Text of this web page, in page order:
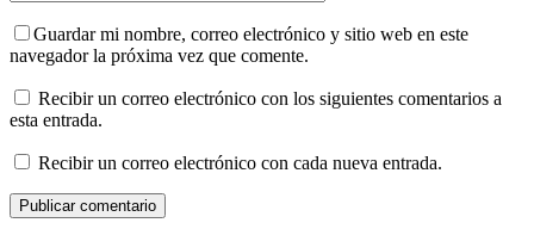
Guardar mi nombre, correo electrónico y sitio web en este
navegador la próxima vez que comente.
Recibir un correo electrónico con los siguientes comentarios a
esta entrada.
Recibir un correo electrónico con cada nueva entrada.